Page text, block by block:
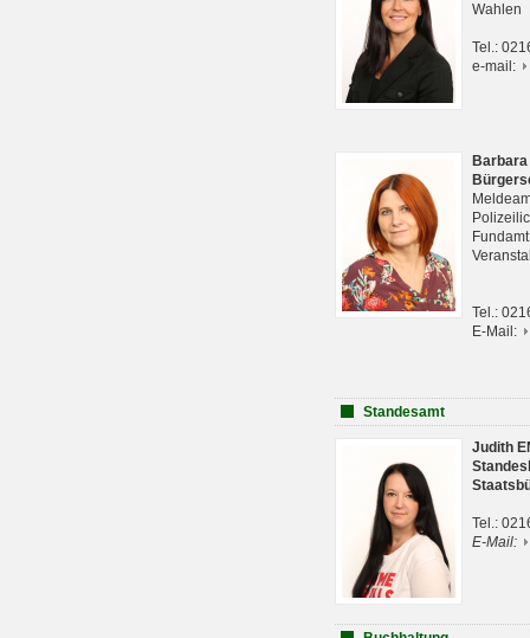
Wahlen
Tel.:
e-mail:
Tel.:
E-Mail:
Standesamt
Judith
Tel.:
E-Mail: